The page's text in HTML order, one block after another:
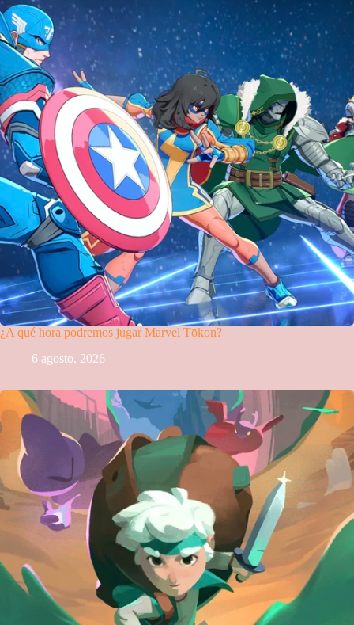
¿A qué hora podremos jugar Marvel Tōkon?
6 agosto, 2026